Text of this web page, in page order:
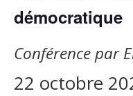
démocratique
Conférence par
22 octobre